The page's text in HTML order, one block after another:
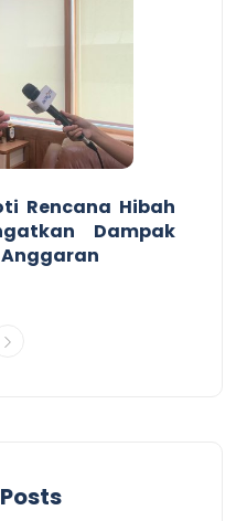
Rencana Hibah
Dampak